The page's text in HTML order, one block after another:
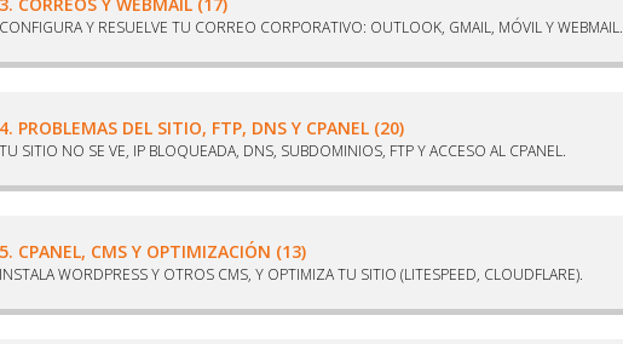
Y RESUELVE TU CORREO CORPORATIVO: OUTLOOK, GMAIL, MÓVIL Y WEBMAIL.
PROBLEMAS DEL SITIO, FTP, DNS Y CPANEL (20)
SITIO NO SE VE, IP BLOQUEADA, DNS, SUBDOMINIOS, FTP Y ACCESO AL CPANEL.
CPANEL, CMS Y OPTIMIZACIÓN (13)
WORDPRESS Y OTROS CMS, Y OPTIMIZA TU SITIO (LITESPEED, CLOUDFLARE).